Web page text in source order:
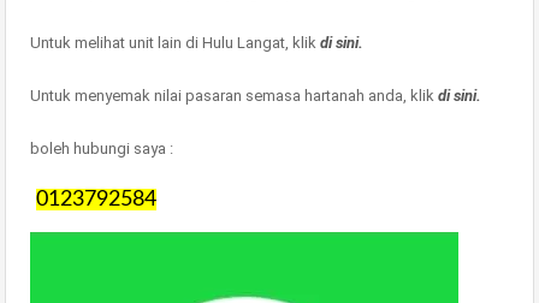
Untuk melihat unit lain di Hulu Langat, klik di sini.
Untuk menyemak nilai pasaran semasa hartanah anda, klik di sini.
boleh hubungi saya :
0123792584